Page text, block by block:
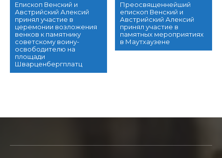
Епископ Венский и
Австрийский Алексий
принял участие в
церемонии возложения
венков к памятнику
советскому воину-
освободителю на
площади
Шварценбергплатц
Преосвященнейший
епископ Венский и
Австрийский Алексий
принял участие в
памятных мероприятиях
в Маутхаузене